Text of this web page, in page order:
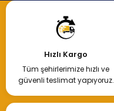
Hızlı Kargo
Tüm şehirlerimize hızlı ve
güvenli teslimat yapıyoruz.